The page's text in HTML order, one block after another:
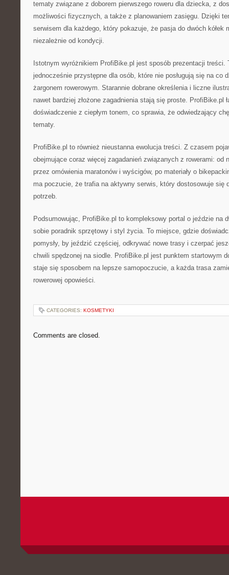
tematy związane z doborem pierwszego roweru dla dziecka, z
możliwości fizycznych, a także z planowaniem zasięgu. Dzięki
serwisem dla każdego, który pokazuje, że pasja do dwóch kółek
niezależnie od kondycji.
Istotnym wyróżnikiem ProfiBike.pl jest sposób prezentacji treści.
jednocześnie przystępne dla osób, które nie posługują się na co
żargonem rowerowym. Starannie dobrane określenia i liczne
nawet bardziej złożone zagadnienia stają się proste. ProfiBike.pl
doświadczenie z ciepłym tonem, co sprawia, że odwiedzający
tematy.
ProfiBike.pl to również nieustanna ewolucja treści. Z czasem
obejmujące coraz więcej zagadanień związanych z rowerami: od
przez omówienia maratonów i wyścigów, po materiały o
ma poczucie, że trafia na aktywny serwis, który dostosowuje się
potrzeb.
Podsumowując, ProfiBike.pl to kompleksowy portal o jeździe na
sobie poradnik sprzętowy i styl życia. To miejsce, gdzie
pomysły, by jeździć częściej, odkrywać nowe trasy i czerpać
chwili spędzonej na siodle. ProfiBike.pl jest punktem startowym
staje się sposobem na lepsze samopoczucie, a każda trasa
rowerowej opowieści.
CATEGORIES: KOSMETYKI
Comments are closed.